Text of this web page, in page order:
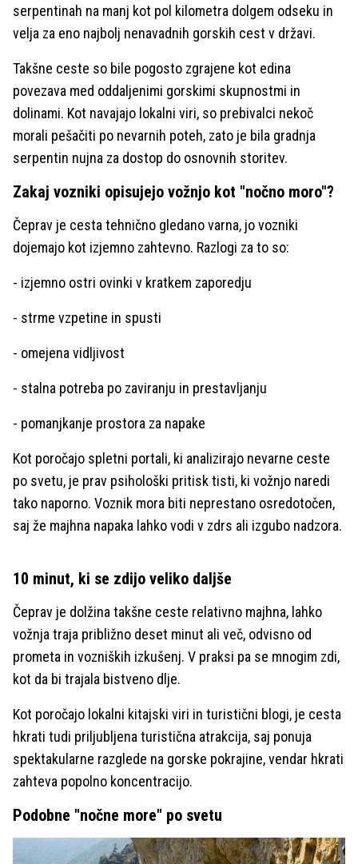
serpentinah na manj kot pol kilometra dolgem odseku in
velja za eno najbolj nenavadnih gorskih cest v državi.
Takšne ceste so bile pogosto zgrajene kot edina
povezava med oddaljenimi gorskimi skupnostmi in
dolinami. Kot navajajo lokalni viri, so prebivalci nekoč
morali pešačiti po nevarnih poteh, zato je bila gradnja
serpentin nujna za dostop do osnovnih storitev.
Zakaj vozniki opisujejo vožnjo kot "nočno moro"?
Čeprav je cesta tehnično gledano varna, jo vozniki
dojemajo kot izjemno zahtevno. Razlogi za to so:
- izjemno ostri ovinki v kratkem zaporedju
- strme vzpetine in spusti
- omejena vidljivost
- stalna potreba po zaviranju in prestavljanju
- pomanjkanje prostora za napake
Kot poročajo spletni portali, ki analizirajo nevarne ceste
po svetu, je prav psihološki pritisk tisti, ki vožnjo naredi
tako naporno. Voznik mora biti neprestano osredotočen,
saj že majhna napaka lahko vodi v zdrs ali izgubo nadzora.
10 minut, ki se zdijo veliko daljše
Čeprav je dolžina takšne ceste relativno majhna, lahko
vožnja traja približno deset minut ali več, odvisno od
prometa in vozniških izkušenj. V praksi pa se mnogim zdi,
kot da bi trajala bistveno dlje.
Kot poročajo lokalni kitajski viri in turistični blogi, je cesta
hkrati tudi priljubljena turistična atrakcija, saj ponuja
spektakularne razglede na gorske pokrajine, vendar hkrati
zahteva popolno koncentracijo.
Podobne "nočne more" po svetu